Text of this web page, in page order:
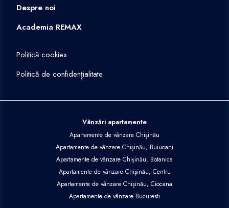
Despre noi
Academia REMAX
Politică cookies
Politică de confidențialitate
Vânzări apartamente
Apartamente de vânzare Chișinău
Apartamente de vânzare Chișinău, Buiucani
Apartamente de vânzare Chișinău, Botanica
Apartamente de vânzare Chișinău, Centru
Apartamente de vânzare Chișinău, Ciocana
Apartamente de vânzare Bucuresti